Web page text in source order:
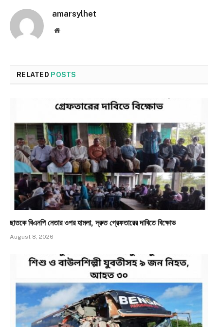
amarsylhet
Website
RELATED POSTS
ছাতকে বিএনপি নেতার ওপর হামলা, দ্রুত গ্রেফতারের দাবিতে বিক্ষোভ
August 8, 2026